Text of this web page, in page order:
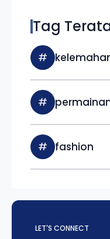
Tag
#
#
# fashion
LET'S CONNECT